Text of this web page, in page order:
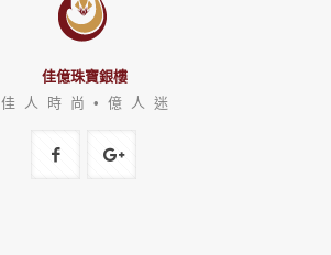
佳億珠寶銀樓
佳 人 時 尚 • 億 人 迷